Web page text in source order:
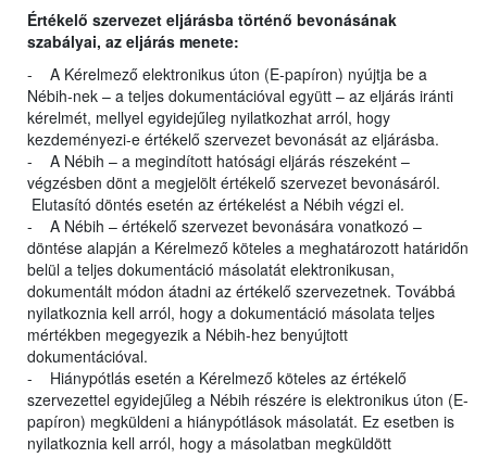
Értékelő szervezet eljárásba történő bevonásának
szabályai, az eljárás menete:
- A Kérelmező elektronikus úton (E-papíron) nyújtja be a
Nébih-nek – a teljes dokumentációval együtt – az eljárás iránti
kérelmét, mellyel egyidejűleg nyilatkozhat arról, hogy
kezdeményezi-e értékelő szervezet bevonását az eljárásba.
- A Nébih – a megindított hatósági eljárás részeként –
végzésben dönt a megjelölt értékelő szervezet bevonásáról.
Elutasító döntés esetén az értékelést a Nébih végzi el.
- A Nébih – értékelő szervezet bevonására vonatkozó –
döntése alapján a Kérelmező köteles a meghatározott határidőn
belül a teljes dokumentáció másolatát elektronikusan,
dokumentált módon átadni az értékelő szervezetnek. Továbbá
nyilatkoznia kell arról, hogy a dokumentáció másolata teljes
mértékben megegyezik a Nébih-hez benyújtott
dokumentációval.
- Hiánypótlás esetén a Kérelmező köteles az értékelő
szervezettel egyidejűleg a Nébih részére is elektronikus úton (E-
papíron) megküldeni a hiánypótlások másolatát. Ez esetben is
nyilatkoznia kell arról, hogy a másolatban megküldött